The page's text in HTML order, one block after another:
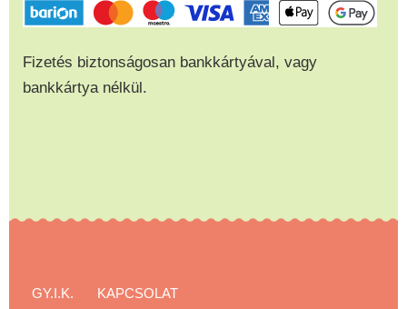
Fizetés biztonságosan bankkártyával, vagy
bankkártya nélkül.
GY.I.K. KAPCSOLAT